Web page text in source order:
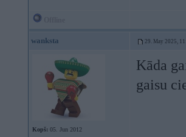
wanksta 29. May 2025,
Kopš: 05. Jun 2012
Kāda
gaisu